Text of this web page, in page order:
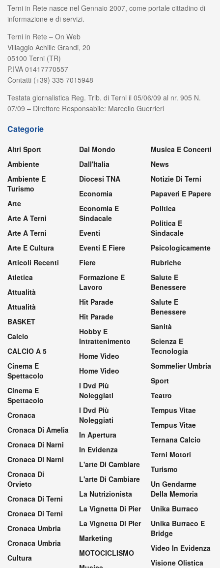
Terni in Rete nasce nel Gennaio 2007, come portale cittadino di
informazione e di servizi.
Terni in Rete – On Web
Villaggio Achille Grandi, 20
05100 Terni (TR)
P.IVA 01417770557
Contatti (+39) 335 7015948
Testata giornalistica Reg. Trib. di Terni il 05/06/09 al nr. 905 N.
07/09 – Direttore Responsabile: Marcello Guerrieri
Categorie
Altri Sport
Ambiente
Ambiente E
Turismo
Arte
Arte A Terni
Arte A Terni
Arte E Cultura
Articoli Recenti
Atletica
Attualità
Attualità
BASKET
Calcio
CALCIO A 5
Cinema E
Spettacolo
Cinema E
Spettacolo
Cronaca
Cronaca Di Amelia
Cronaca Di Narni
Cronaca Di Narni
Cronaca Di
Orvieto
Cronaca Di Terni
Cronaca Di Terni
Cronaca Umbria
Cronaca Umbria
Cultura
Dal Mondo
Dall'Italia
Diocesi TNA
Economia
Economia E
Sindacale
Eventi
Eventi E Fiere
Fiere
Formazione E
Lavoro
Hit Parade
Hit Parade
Hobby E
Intrattenimento
Home Video
Home Video
I Dvd Più
Noleggiati
I Dvd Più
Noleggiati
In Apertura
In Evidenza
L'arte Di Cambiare
L'arte Di Cambiare
La Nutrizionista
La Vignetta Di Pier
La Vignetta Di Pier
Marketing
MOTOCICLISMO
Musica E Concerti
News
Notizie Di Terni
Papaveri E Papere
Politica
Politica E
Sindacale
Psicologicamente
Rubriche
Salute E
Benessere
Salute E
Benessere
Sanità
Scienza E
Tecnologia
Sommelier Umbria
Sport
Teatro
Tempus Vitae
Tempus Vitae
Ternana Calcio
Terni Motori
Turismo
Un Gendarme
Della Memoria
Unika Burraco
Unika Burraco E
Bridge
Video In Evidenza
Visione Olistica